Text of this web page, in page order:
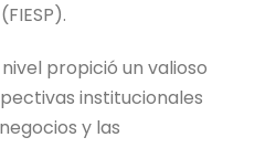
propició un valioso
institucionales
y las